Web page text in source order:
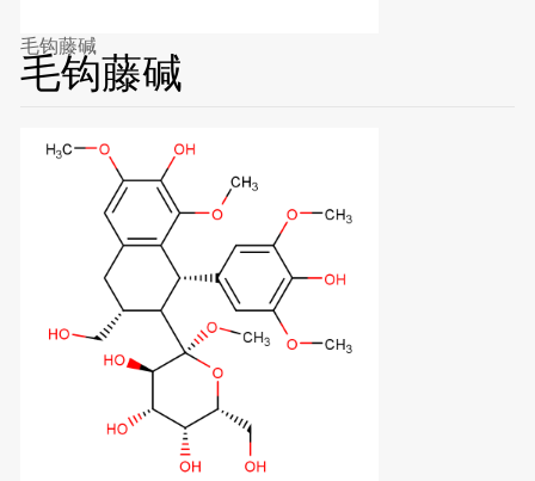
毛钩藤碱
毛钩藤碱